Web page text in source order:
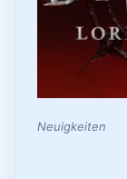
Neuigkeiten